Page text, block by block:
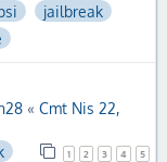
jailbreak
« Cmt Nis 22,
1 2 3 4 5